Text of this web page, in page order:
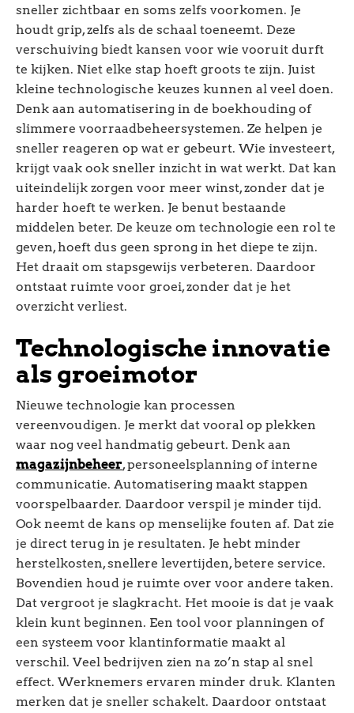
sneller zichtbaar en soms zelfs voorkomen. Je
houdt grip, zelfs als de schaal toeneemt. Deze
verschuiving biedt kansen voor wie vooruit durft
te kijken. Niet elke stap hoeft groots te zijn. Juist
kleine technologische keuzes kunnen al veel doen.
Denk aan automatisering in de boekhouding of
slimmere voorraadbeheersystemen. Ze helpen je
sneller reageren op wat er gebeurt. Wie investeert,
krijgt vaak ook sneller inzicht in wat werkt. Dat kan
uiteindelijk zorgen voor meer winst, zonder dat je
harder hoeft te werken. Je benut bestaande
middelen beter. De keuze om technologie een rol te
geven, hoeft dus geen sprong in het diepe te zijn.
Het draait om stapsgewijs verbeteren. Daardoor
ontstaat ruimte voor groei, zonder dat je het
overzicht verliest.
Technologische innovatie
als groeimotor
Nieuwe technologie kan processen
vereenvoudigen. Je merkt dat vooral op plekken
waar nog veel handmatig gebeurt. Denk aan
magazijnbeheer, personeelsplanning of interne
communicatie. Automatisering maakt stappen
voorspelbaarder. Daardoor verspil je minder tijd.
Ook neemt de kans op menselijke fouten af. Dat zie
je direct terug in je resultaten. Je hebt minder
herstelkosten, snellere levertijden, betere service.
Bovendien houd je ruimte over voor andere taken.
Dat vergroot je slagkracht. Het mooie is dat je vaak
klein kunt beginnen. Een tool voor planningen of
een systeem voor klantinformatie maakt al
verschil. Veel bedrijven zien na zo’n stap al snel
effect. Werknemers ervaren minder druk. Klanten
merken dat je sneller schakelt. Daardoor ontstaat